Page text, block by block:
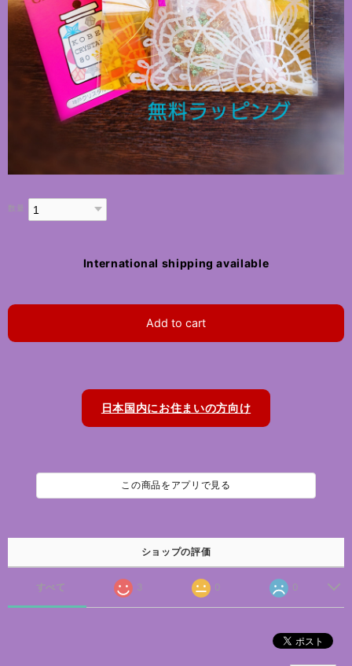
数量
International shipping available
Add to cart
日本国内にお住まいの方向け
この商品をアプリで見る
ショップの評価
すべて 3 0 0